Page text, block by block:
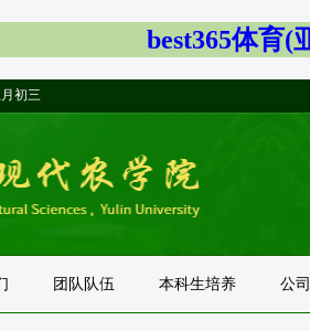
best365体育(
初三
团队队伍 本科生培养 公